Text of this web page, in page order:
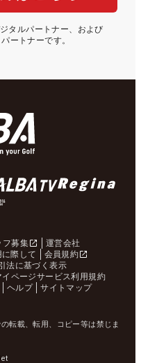
タルパートナー、および
ートナーです。
フ募集
運営会社
に際して
会員規約
法に基づく表示
イページサービス利用規約
ヘルプ サイトマップ
転載、転用、コピー等は禁じま